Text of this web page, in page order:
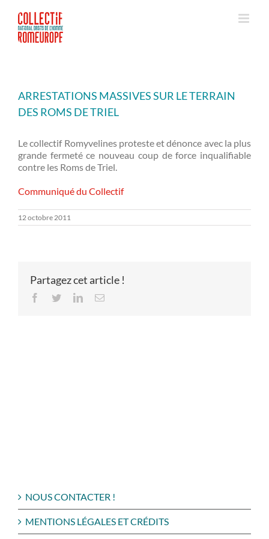
contenu
ARRESTATIONS MASSIVES SUR LE TERRAIN
DES ROMS DE TRIEL
Le collectif Romyvelines proteste et dénonce avec la plus
grande fermeté ce nouveau coup de force inqualifiable
contre les Roms de Triel.
Communiqué du Collectif
12 octobre 2011
Partagez cet article !
Facebook
TwitterLinkedInEmail
NOUS CONTACTER !
MENTIONS LÉGALES ET CRÉDITS